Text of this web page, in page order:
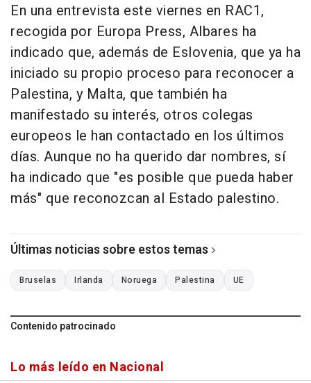
En una entrevista este viernes en RAC1,
recogida por Europa Press, Albares ha
indicado que, además de Eslovenia, que ya ha
iniciado su propio proceso para reconocer a
Palestina, y Malta, que también ha
manifestado su interés, otros colegas
europeos le han contactado en los últimos
días. Aunque no ha querido dar nombres, sí
ha indicado que "es posible que pueda haber
más" que reconozcan al Estado palestino.
Últimas noticias sobre estos temas
Bruselas Irlanda Noruega Palestina UE
Contenido patrocinado
Lo más leído en Nacional